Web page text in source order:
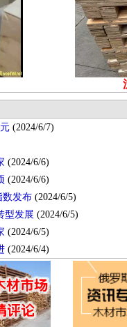
(2024/6/7)
(2024/6/6)
(2024/6/6)
数发布 (2024/6/5)
型发展 (2024/6/5)
(2024/6/5)
(2024/6/4)